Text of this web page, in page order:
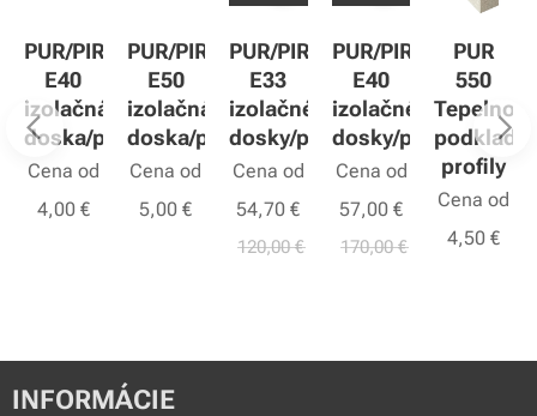
PUR/PIR
E40
izolačná
doska/panel
Cena od
4,00€
PUR/PIR
E50
izolačná
doska/panel
Cena od
5,00 €
PUR/PIR
E33
izolačné
dosky/panely
Cena od
54,70 €
120,00€
PUR/PIR
E40
izolačné
dosky/panely
Cena od
57,00 €
170,00€
PUR
550
profily
Cena od
4,50 €
INFORMÁCIE